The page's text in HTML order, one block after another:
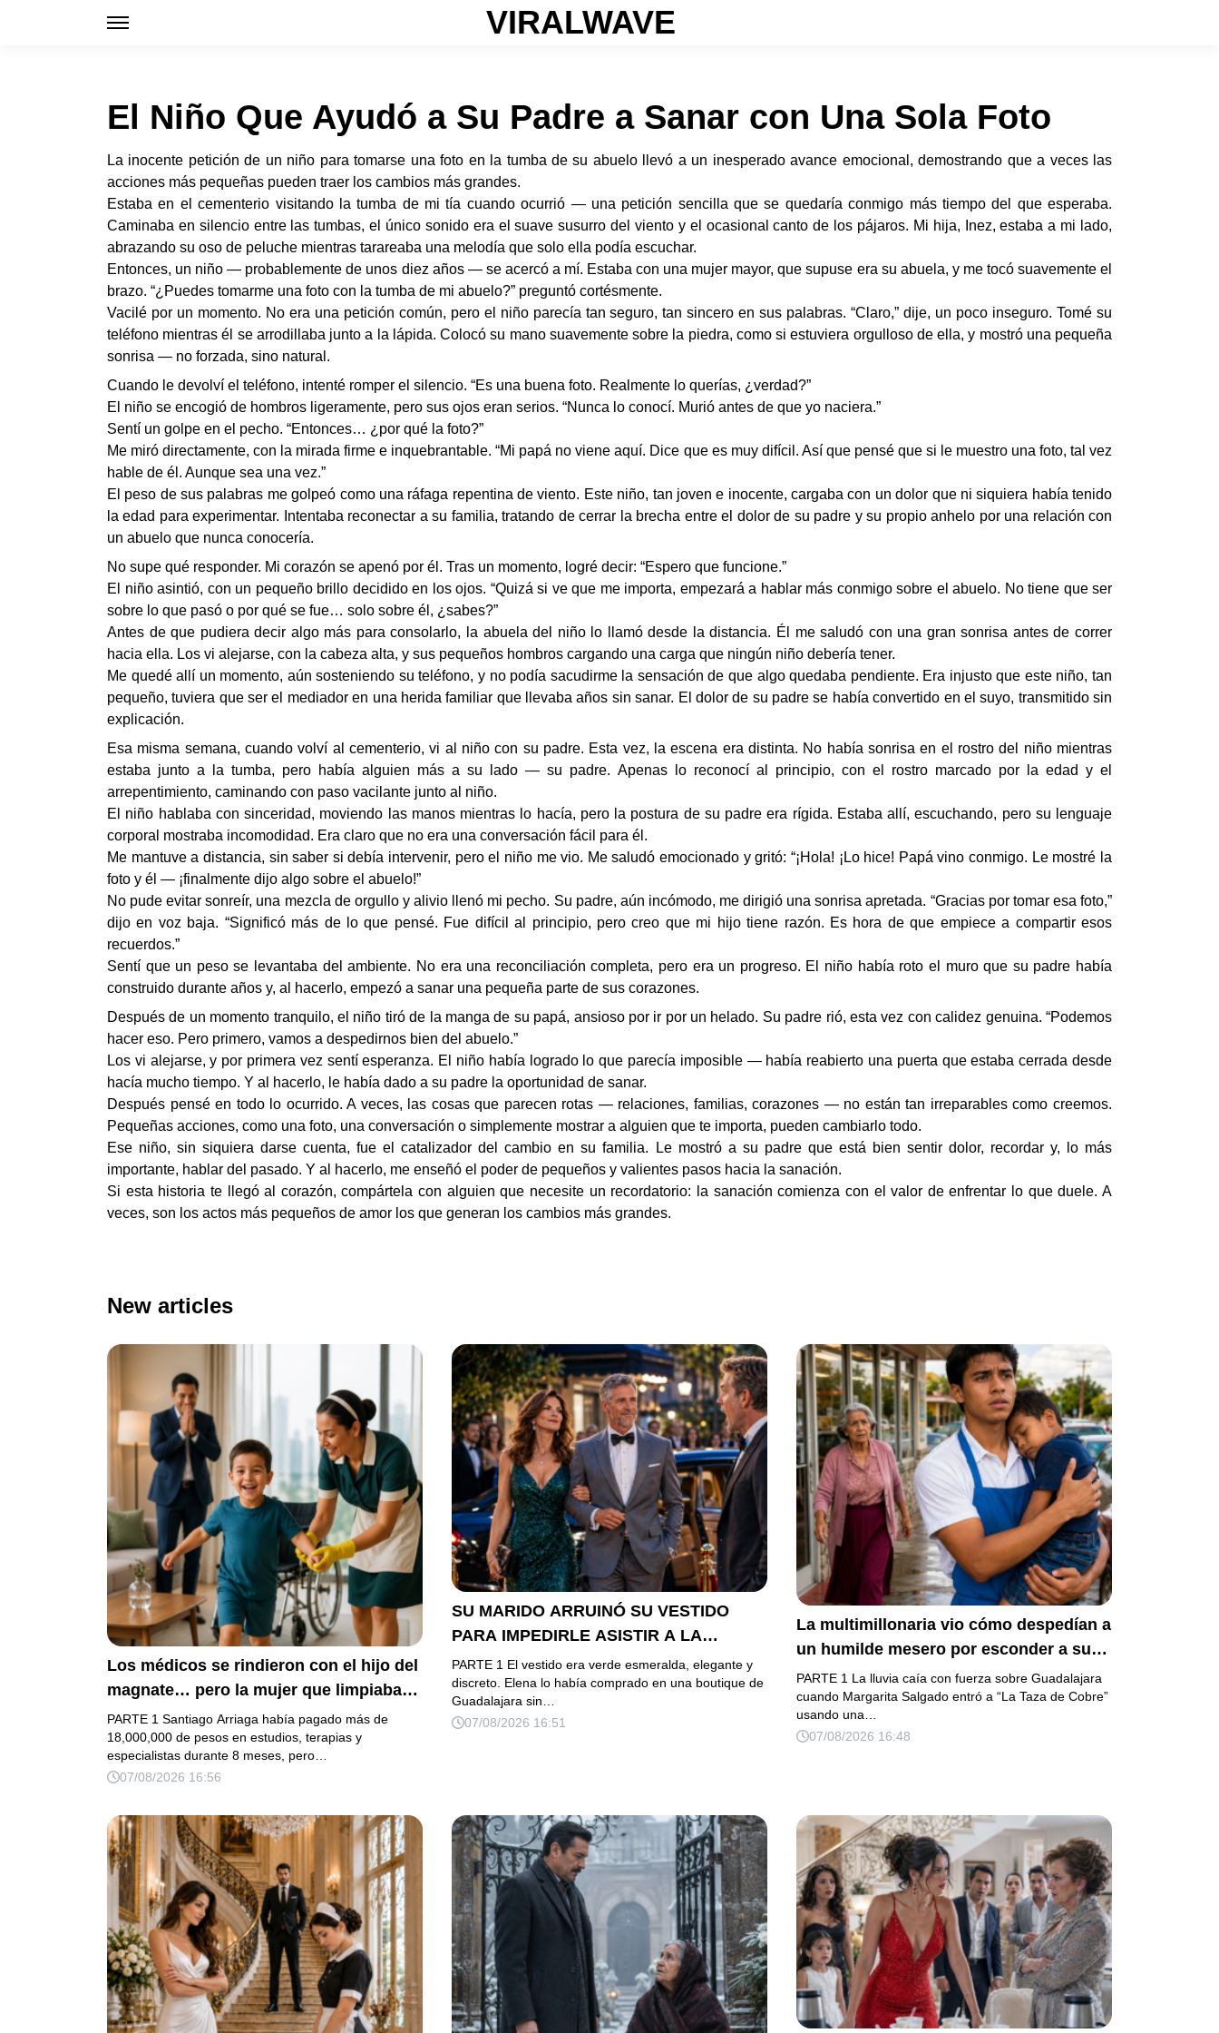
VIRALWAVE
El Niño Que Ayudó a Su Padre a Sanar con Una Sola Foto
La inocente petición de un niño para tomarse una foto en la tumba de su abuelo llevó a un inesperado avance emocional, demostrando que a veces las
acciones más pequeñas pueden traer los cambios más grandes.
Estaba en el cementerio visitando la tumba de mi tía cuando ocurrió — una petición sencilla que se quedaría conmigo más tiempo del que esperaba.
Caminaba en silencio entre las tumbas, el único sonido era el suave susurro del viento y el ocasional canto de los pájaros. Mi hija, Inez, estaba a mi lado,
abrazando su oso de peluche mientras tarareaba una melodía que solo ella podía escuchar.
Entonces, un niño — probablemente de unos diez años — se acercó a mí. Estaba con una mujer mayor, que supuse era su abuela, y me tocó suavemente el
brazo. “¿Puedes tomarme una foto con la tumba de mi abuelo?” preguntó cortésmente.
Vacilé por un momento. No era una petición común, pero el niño parecía tan seguro, tan sincero en sus palabras. “Claro,” dije, un poco inseguro. Tomé su
teléfono mientras él se arrodillaba junto a la lápida. Colocó su mano suavemente sobre la piedra, como si estuviera orgulloso de ella, y mostró una pequeña
sonrisa — no forzada, sino natural.
Cuando le devolví el teléfono, intenté romper el silencio. “Es una buena foto. Realmente lo querías, ¿verdad?”
El niño se encogió de hombros ligeramente, pero sus ojos eran serios. “Nunca lo conocí. Murió antes de que yo naciera.”
Sentí un golpe en el pecho. “Entonces… ¿por qué la foto?”
Me miró directamente, con la mirada firme e inquebrantable. “Mi papá no viene aquí. Dice que es muy difícil. Así que pensé que si le muestro una foto, tal vez
hable de él. Aunque sea una vez.”
El peso de sus palabras me golpeó como una ráfaga repentina de viento. Este niño, tan joven e inocente, cargaba con un dolor que ni siquiera había tenido
la edad para experimentar. Intentaba reconectar a su familia, tratando de cerrar la brecha entre el dolor de su padre y su propio anhelo por una relación con
un abuelo que nunca conocería.
No supe qué responder. Mi corazón se apenó por él. Tras un momento, logré decir: “Espero que funcione.”
El niño asintió, con un pequeño brillo decidido en los ojos. “Quizá si ve que me importa, empezará a hablar más conmigo sobre el abuelo. No tiene que ser
sobre lo que pasó o por qué se fue… solo sobre él, ¿sabes?”
Antes de que pudiera decir algo más para consolarlo, la abuela del niño lo llamó desde la distancia. Él me saludó con una gran sonrisa antes de correr
hacia ella. Los vi alejarse, con la cabeza alta, y sus pequeños hombros cargando una carga que ningún niño debería tener.
Me quedé allí un momento, aún sosteniendo su teléfono, y no podía sacudirme la sensación de que algo quedaba pendiente. Era injusto que este niño, tan
pequeño, tuviera que ser el mediador en una herida familiar que llevaba años sin sanar. El dolor de su padre se había convertido en el suyo, transmitido sin
explicación.
Esa misma semana, cuando volví al cementerio, vi al niño con su padre. Esta vez, la escena era distinta. No había sonrisa en el rostro del niño mientras
estaba junto a la tumba, pero había alguien más a su lado — su padre. Apenas lo reconocí al principio, con el rostro marcado por la edad y el
arrepentimiento, caminando con paso vacilante junto al niño.
El niño hablaba con sinceridad, moviendo las manos mientras lo hacía, pero la postura de su padre era rígida. Estaba allí, escuchando, pero su lenguaje
corporal mostraba incomodidad. Era claro que no era una conversación fácil para él.
Me mantuve a distancia, sin saber si debía intervenir, pero el niño me vio. Me saludó emocionado y gritó: “¡Hola! ¡Lo hice! Papá vino conmigo. Le mostré la
foto y él — ¡finalmente dijo algo sobre el abuelo!”
No pude evitar sonreír, una mezcla de orgullo y alivio llenó mi pecho. Su padre, aún incómodo, me dirigió una sonrisa apretada. “Gracias por tomar esa foto,”
dijo en voz baja. “Significó más de lo que pensé. Fue difícil al principio, pero creo que mi hijo tiene razón. Es hora de que empiece a compartir esos
recuerdos.”
Sentí que un peso se levantaba del ambiente. No era una reconciliación completa, pero era un progreso. El niño había roto el muro que su padre había
construido durante años y, al hacerlo, empezó a sanar una pequeña parte de sus corazones.
Después de un momento tranquilo, el niño tiró de la manga de su papá, ansioso por ir por un helado. Su padre rió, esta vez con calidez genuina. “Podemos
hacer eso. Pero primero, vamos a despedirnos bien del abuelo.”
Los vi alejarse, y por primera vez sentí esperanza. El niño había logrado lo que parecía imposible — había reabierto una puerta que estaba cerrada desde
hacía mucho tiempo. Y al hacerlo, le había dado a su padre la oportunidad de sanar.
Después pensé en todo lo ocurrido. A veces, las cosas que parecen rotas — relaciones, familias, corazones — no están tan irreparables como creemos.
Pequeñas acciones, como una foto, una conversación o simplemente mostrar a alguien que te importa, pueden cambiarlo todo.
Ese niño, sin siquiera darse cuenta, fue el catalizador del cambio en su familia. Le mostró a su padre que está bien sentir dolor, recordar y, lo más
importante, hablar del pasado. Y al hacerlo, me enseñó el poder de pequeños y valientes pasos hacia la sanación.
Si esta historia te llegó al corazón, compártela con alguien que necesite un recordatorio: la sanación comienza con el valor de enfrentar lo que duele. A
veces, son los actos más pequeños de amor los que generan los cambios más grandes.
New articles
Los médicos se rindieron con el hijo del
magnate… pero la mujer que limpiaba
su casa descubrió la verdad que nadie
quiso escuchar.
PARTE 1 Santiago Arriaga había pagado más de
18,000,000 de pesos en estudios, terapias y
especialistas durante 8 meses, pero…
07/08/2026 16:56
SU MARIDO ARRUINÓ SU VESTIDO
PARA IMPEDIRLE ASISTIR A LA
GALA… PERO ELLA LLEGÓ EN
LIMUSINA COMO INVITADA DE HONOR
DEL DUEÑO DE LA EMPRESA
PARTE 1 El vestido era verde esmeralda, elegante y
discreto. Elena lo había comprado en una boutique de
Guadalajara sin…
07/08/2026 16:51
La multimillonaria vio cómo despedían a
un humilde mesero por esconder a su
hermanito enfermo… pero el verdadero
escándalo estaba a punto de estallar.
PARTE 1 La lluvia caía con fuerza sobre Guadalajara
cuando Margarita Salgado entró a “La Taza de Cobre”
usando una…
07/08/2026 16:48